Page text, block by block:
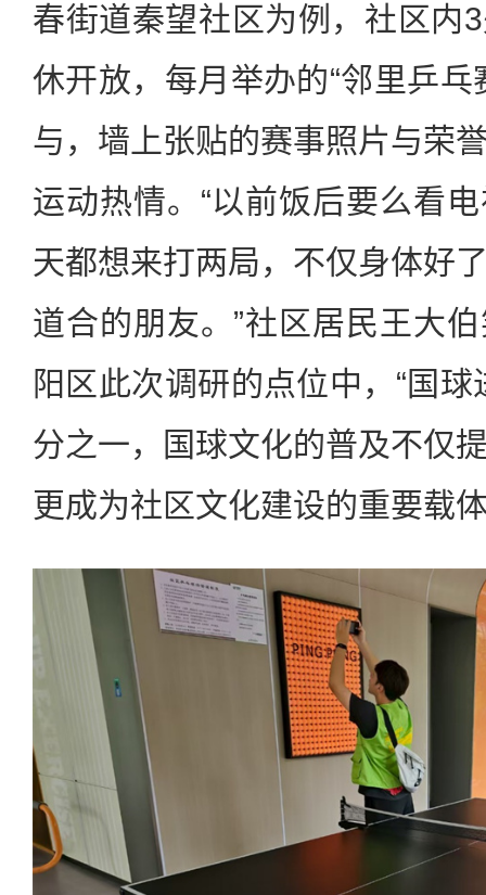
春街道秦望社区为例，社区内
休开放，每月举办的“邻里乒乓
与，墙上张贴的赛事照片与荣
运动热情。“以前饭后要么看
天都想来打两局，不仅身体好
道合的朋友。”社区居民王大
阳区此次调研的点位中，“国
分之一，国球文化的普及不仅
更成为社区文化建设的重要载